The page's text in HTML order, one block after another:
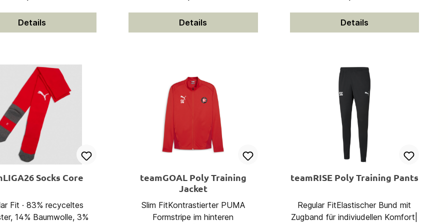
in der Stadt, die
Polylana® Beanie ist
Begleiter für jedes
an der Vorderseite|
Verarbeitung am Arm
100% Polyester,
Details
Polyester
Details Details
Socks Core
Fit · 83% recyceltes
14% Baumwolle, 3%
teamGOAL Poly Training
Jacket
Slim FitKontrastierter PUMA
Formstripe im hinteren
teamRISE Poly Training Pants
Regular FitElastischer Bund mit
Zugband für indiviudellen Komfort|